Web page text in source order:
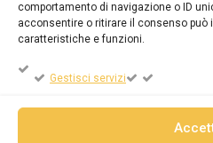
comportamento di navigazione o ID
acconsentire o ritirare il consenso
caratteristiche e funzioni.
Gestisci servizi
DICHIARAZIONE SULLA PRIVACY
COOKIE POLICY (UE)